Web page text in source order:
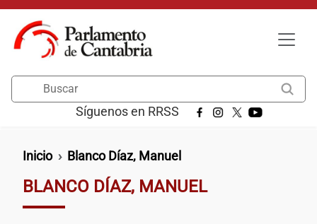
Pasar al contenido principal
Síguenos en RRSS
Ruta de navegación
Inicio Blanco Díaz, Manuel
BLANCO DÍAZ, MANUEL